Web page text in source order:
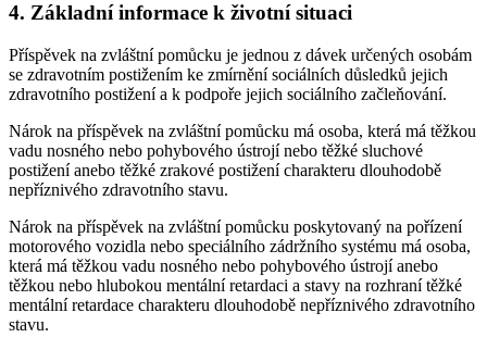
4. Základní informace k životní situaci
Příspěvek na zvláštní pomůcku je jednou z dávek určených osobám
se zdravotním postižením ke zmírnění sociálních důsledků jejich
zdravotního postižení a k podpoře jejich sociálního začleňování.
Nárok na příspěvek na zvláštní pomůcku má osoba, která má těžkou
vadu nosného nebo pohybového ústrojí nebo těžké sluchové
postižení anebo těžké zrakové postižení charakteru dlouhodobě
nepříznivého zdravotního stavu.
Nárok na příspěvek na zvláštní pomůcku poskytovaný na pořízení
motorového vozidla nebo speciálního zádržního systému má osoba,
která má těžkou vadu nosného nebo pohybového ústrojí anebo
těžkou nebo hlubokou mentální retardaci a stavy na rozhraní těžké
mentální retardace charakteru dlouhodobě nepříznivého zdravotního
stavu.